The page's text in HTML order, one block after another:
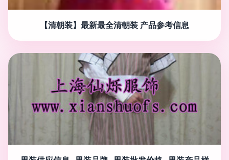
【清朝装】最新最全清朝装 产品参考信息